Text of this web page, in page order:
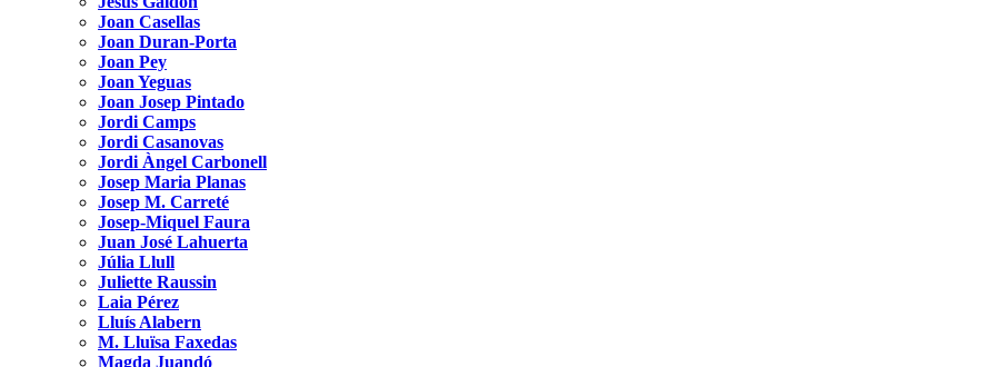
Joan Casellas
Joan Duran-Porta
Joan Pey
Joan Yeguas
Joan Josep Pintado
Jordi Camps
Jordi Casanovas
Jordi Àngel Carbonell
Josep Maria Planas
Josep M. Carreté
Josep-Miquel Faura
Juan José Lahuerta
Júlia Llull
Juliette Raussin
Laia Pérez
Lluís Alabern
M. Lluïsa Faxedas
Magda Juandó